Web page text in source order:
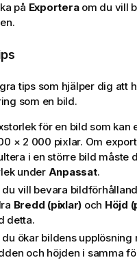
på Exporteraom du vill
tips som hjälper dig att
som en bild.
för en bild som kan
× 2 000 pixlar. Om
i en större bild måste
under Anpassat.
du vill bevara
Bredd (pixlar) och Höjd
detta.
du ökar bildens upplösning
och höjden i samma